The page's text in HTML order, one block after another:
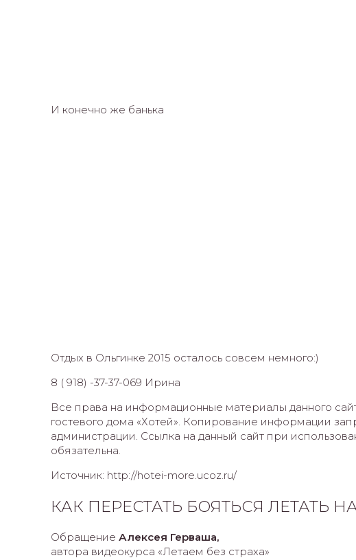
И конечно же банька
Отдых в Ольгинке 2015 осталось совсем немного:)
8 ( 918) -37-37-069 Ирина
Все права на информационные материалы данного
гостевого дома «Хотей». Копирование информации
администрации. Ссылка на данный сайт при
обязательна.
Источник: http://hotei-more.ucoz.ru/
КАК ПЕРЕСТАТЬ БОЯТЬСЯ ЛЕТАТЬ
ОбращениеАлексея Герваша,
автора видеокурса «Летаем без страха»